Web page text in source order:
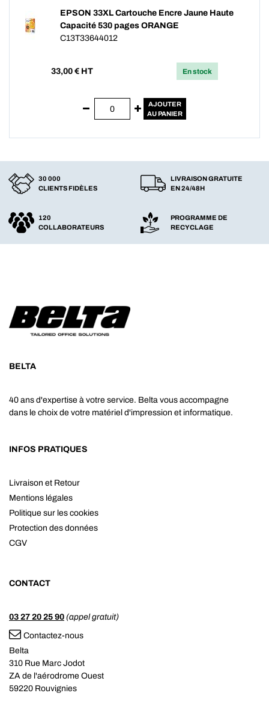
EPSON 33XL Cartouche Encre Jaune Haute
Capacité 530 pages ORANGE
C13T33644012
33,00 € HT En stock
AJOUTER
AU PANIER
30 000
CLIENTS FIDÈLES
LIVRAISON GRATUITE
EN 24/48H
120
COLLABORATEURS
PROGRAMME DE
RECYCLAGE
BELTA
40 ans d'expertise à votre service. Belta vous accompagne
dans le choix de votre matériel d'impression et informatique.
INFOS PRATIQUES
Livraison et Retour
Mentions légales
Politique sur les cookies
Protection des données
CGV
CONTACT
03 27 20 25 90 (appel gratuit)
Contactez-nous
Belta
310 Rue Marc Jodot
ZA de l'aérodrome Ouest
59220 Rouvignies